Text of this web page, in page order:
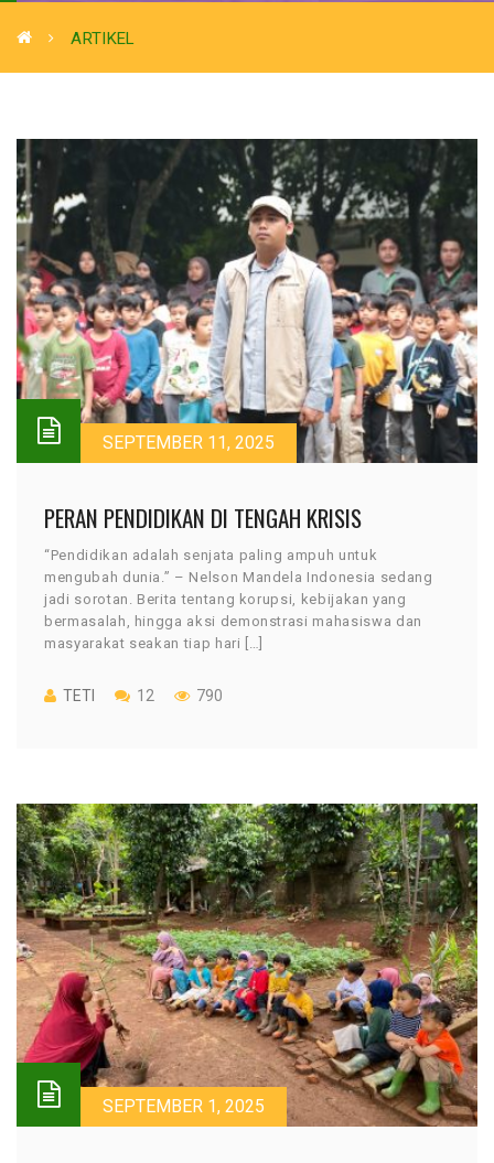
ARTIKEL
SEPTEMBER 11, 2025
PERAN PENDIDIKAN DI TENGAH KRISIS
“Pendidikan adalah senjata paling ampuh untuk
mengubah dunia.” – Nelson Mandela Indonesia sedang
jadi sorotan. Berita tentang korupsi, kebijakan yang
bermasalah, hingga aksi demonstrasi mahasiswa dan
masyarakat seakan tiap hari […]
TETI 12 790
SEPTEMBER 1, 2025